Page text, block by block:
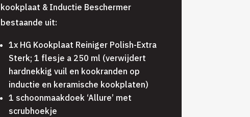
kookplaat & Inductie Beschermer
bestaande uit:
1x HG Kookplaat Reiniger Polish-Extra
Sterk; 1 flesje a 250 ml (verwijdert
hardnekkig vuil en kookranden op
inductie en keramische kookplaten)
1 schoonmaakdoek ‘Allure’ met
scrubhoekje